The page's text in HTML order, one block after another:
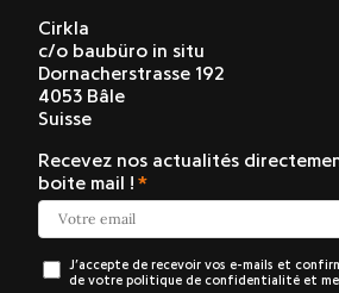
Cirkla
c/o baubüro in situ
Dornacherstrasse 192
4053 Bâle
Suisse
Recevez nos actualités
boite mail !
J’accepte de recevoir vos e-mails et
de votre politique de confidentialité et